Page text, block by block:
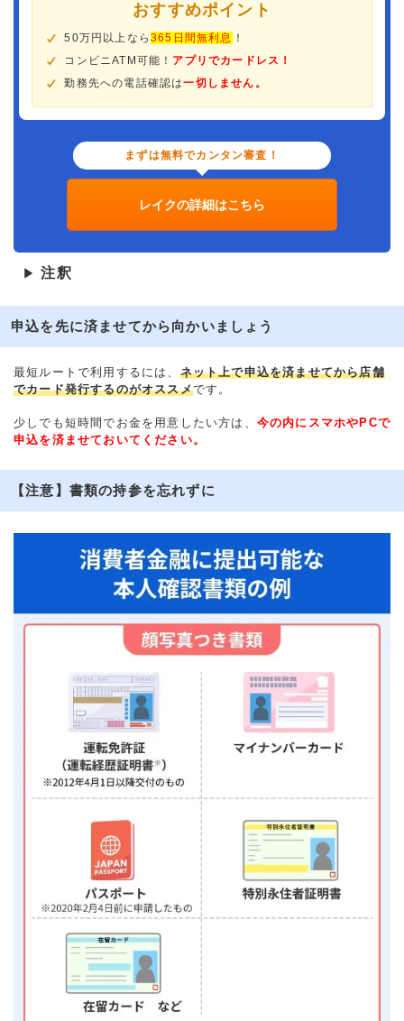
おすすめポイント
50万円以上なら365日間無利息 ！
コンビニATM可能！ アプリでカードレス！
勤務先への電話確認は一切しません。
まずは無料でカンタン審査！
レイクの詳細はこちら
▶ 注釈
申込を先に済ませてから向かいましょう
最短ルートで利用するには、 ネット上で申込を済ませてから店舗
でカード発行するのがオススメです。
少しでも短時間でお金を用意したい方は、 今の内にスマホやPCで
申込を済ませておいてください。
【注意】書類の持参を忘れずに